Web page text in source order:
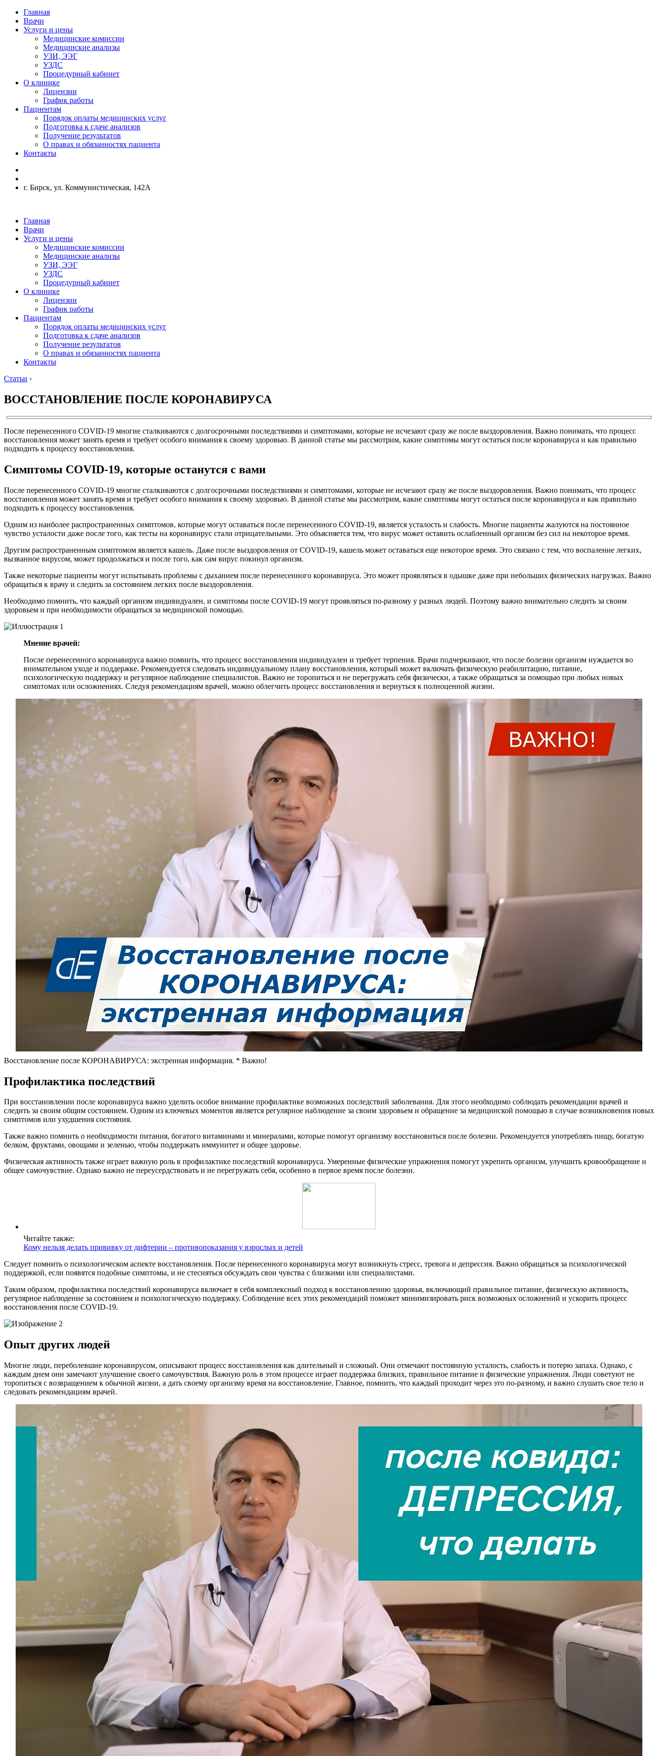
Главная
Врачи
Услуги и цены
Медицинские комиссии
Медицинские анализы
УЗИ, ЭЭГ
УЗДС
Процедурный кабинет
О клинике
Лицензии
График работы
Пациентам
Порядок оплаты медицинских услуг
Подготовка к сдаче анализов
Получение результатов
О правах и обязанностях пациента
Контакты
г. Бирск, ул. Коммунистическая, 142А
Главная
Врачи
Услуги и цены
Медицинские комиссии
Медицинские анализы
УЗИ, ЭЭГ
УЗДС
Процедурный кабинет
О клинике
Лицензии
График работы
Пациентам
Порядок оплаты медицинских услуг
Подготовка к сдаче анализов
Получение результатов
О правах и обязанностях пациента
Контакты
Статьи ›
ВОССТАНОВЛЕНИЕ ПОСЛЕ КОРОНАВИРУСА
После перенесенного COVID-19 многие сталкиваются с долгосрочными последствиями и симптомами, которые не исчезают сразу же после выздоровления. Важно понимать, что процесс
восстановления может занять время и требует особого внимания к своему здоровью. В данной статье мы рассмотрим, какие симптомы могут остаться после коронавируса и как правильно
подходить к процессу восстановления.
Симптомы COVID-19, которые останутся с вами
После перенесенного COVID-19 многие сталкиваются с долгосрочными последствиями и симптомами, которые не исчезают сразу же после выздоровления. Важно понимать, что процесс
восстановления может занять время и требует особого внимания к своему здоровью. В данной статье мы рассмотрим, какие симптомы могут остаться после коронавируса и как правильно
подходить к процессу восстановления.
Одним из наиболее распространенных симптомов, которые могут оставаться после перенесенного COVID-19, является усталость и слабость. Многие пациенты жалуются на постоянное
чувство усталости даже после того, как тесты на коронавирус стали отрицательными. Это объясняется тем, что вирус может оставить ослабленный организм без сил на некоторое время.
Другим распространенным симптомом является кашель. Даже после выздоровления от COVID-19, кашель может оставаться еще некоторое время. Это связано с тем, что воспаление легких,
вызванное вирусом, может продолжаться и после того, как сам вирус покинул организм.
Также некоторые пациенты могут испытывать проблемы с дыханием после перенесенного коронавируса. Это может проявляться в одышке даже при небольших физических нагрузках. Важно
обращаться к врачу и следить за состоянием легких после выздоровления.
Необходимо помнить, что каждый организм индивидуален, и симптомы после COVID-19 могут проявляться по-разному у разных людей. Поэтому важно внимательно следить за своим
здоровьем и при необходимости обращаться за медицинской помощью.
Мнение врачей:
После перенесенного коронавируса важно помнить, что процесс восстановления индивидуален и требует терпения. Врачи подчеркивают, что после болезни организм нуждается во
внимательном уходе и поддержке. Рекомендуется следовать индивидуальному плану восстановления, который может включать физическую реабилитацию, питание,
психологическую поддержку и регулярное наблюдение специалистов. Важно не торопиться и не перегружать себя физически, а также обращаться за помощью при любых новых
симптомах или осложнениях. Следуя рекомендациям врачей, можно облегчить процесс восстановления и вернуться к полноценной жизни.
Восстановление после КОРОНАВИРУСА: экстренная информация. * Важно!
Профилактика последствий
При восстановлении после коронавируса важно уделить особое внимание профилактике возможных последствий заболевания. Для этого необходимо соблюдать рекомендации врачей и
следить за своим общим состоянием. Одним из ключевых моментов является регулярное наблюдение за своим здоровьем и обращение за медицинской помощью в случае возникновения новых
симптомов или ухудшения состояния.
Также важно помнить о необходимости питания, богатого витаминами и минералами, которые помогут организму восстановиться после болезни. Рекомендуется употреблять пищу, богатую
белком, фруктами, овощами и зеленью, чтобы поддержать иммунитет и общее здоровье.
Физическая активность также играет важную роль в профилактике последствий коронавируса. Умеренные физические упражнения помогут укрепить организм, улучшить кровообращение и
общее самочувствие. Однако важно не переусердствовать и не перегружать себя, особенно в первое время после болезни.
Читайте также:
Кому нельзя делать прививку от дифтерии – противопоказания у взрослых и детей
Следует помнить о психологическом аспекте восстановления. После перенесенного коронавируса могут возникнуть стресс, тревога и депрессия. Важно обращаться за психологической
поддержкой, если появятся подобные симптомы, и не стесняться обсуждать свои чувства с близкими или специалистами.
Таким образом, профилактика последствий коронавируса включает в себя комплексный подход к восстановлению здоровья, включающий правильное питание, физическую активность,
регулярное наблюдение за состоянием и психологическую поддержку. Соблюдение всех этих рекомендаций поможет минимизировать риск возможных осложнений и ускорить процесс
восстановления после COVID-19.
Опыт других людей
Многие люди, переболевшие коронавирусом, описывают процесс восстановления как длительный и сложный. Они отмечают постоянную усталость, слабость и потерю запаха. Однако, с
каждым днем они замечают улучшение своего самочувствия. Важную роль в этом процессе играет поддержка близких, правильное питание и физические упражнения. Люди советуют не
торопиться с возвращением к обычной жизни, а дать своему организму время на восстановление. Главное, помнить, что каждый проходит через это по-разному, и важно слушать свое тело и
следовать рекомендациям врачей.